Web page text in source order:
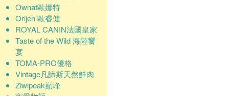
Ownat歐娜特
Orijen 歐睿健
ROYAL CANIN法國皇家
Taste of the Wild 海陸饗
宴
TOMA-PRO優格
Vintage凡諦斯天然鮮肉
Ziwipeak巔峰